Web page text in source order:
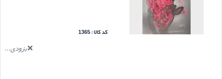
کد کالا : 1365
بزودی...